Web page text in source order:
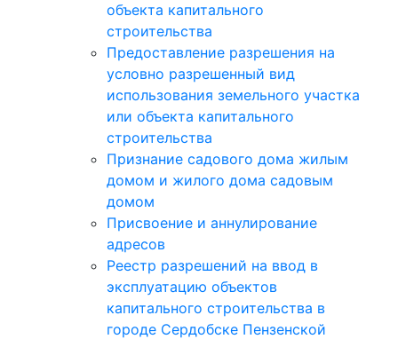
объекта капитального
строительства
Предоставление разрешения на
условно разрешенный вид
использования земельного участка
или объекта капитального
строительства
Признание садового дома жилым
домом и жилого дома садовым
домом
Присвоение и аннулирование
адресов
Реестр разрешений на ввод в
эксплуатацию объектов
капитального строительства в
городе Сердобске Пензенской